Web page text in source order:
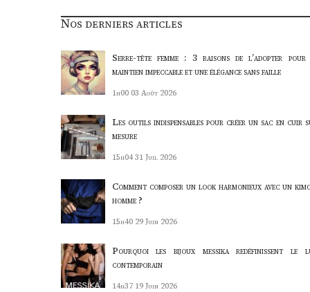
Nos derniers articles
Serre-tête femme : 3 raisons de l’adopter pour
maintien impeccable et une élégance sans faille
1h00 03 Août 2026
Les outils indispensables pour créer un sac en cuir
mesure
15h04 31 Juil 2026
Comment composer un look harmonieux avec un
homme ?
15h40 29 Juin 2026
Pourquoi les bijoux messika redéfinissent le
contemporain
14h37 19 Juin 2026